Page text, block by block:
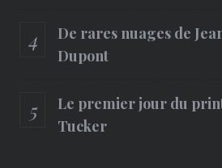
De rares nuages de
Dupont
Le premier jour du
Tucker